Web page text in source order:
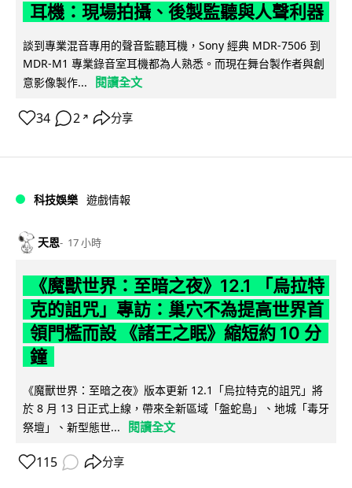
耳機：現場拍攝、後製監聽與人聲利器
談到專業混音專用的聲音監聽耳機，Sony 經典 MDR-7506 到
MDR-M1 專業錄音室耳機都為人熟悉。而現在舞台製作者與創
意影像製作...
閱讀全文
34 2 ↗ 分享
科技娛樂 遊戲情報
天恩 17 小時
《魔獸世界：至暗之夜》12.1 「烏拉特
克的詛咒」專訪：巢穴不為提高世界首
領門檻而設 《諸王之眠》縮短約 10 分
鐘
《魔獸世界：至暗之夜》版本更新 12.1「烏拉特克的詛咒」將
於 8 月 13 日正式上線，帶來全新區域「盤蛇島」、地城「毒牙
祭壇」、新型態世...
閱讀全文
115 分享